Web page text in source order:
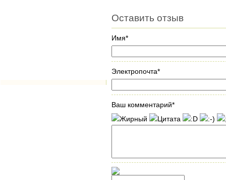
Оставить отзыв
Имя*
Электропочта*
Ваш комментарий*